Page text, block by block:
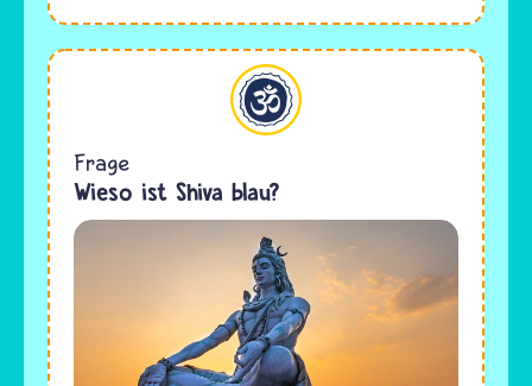
Hinduismus
Frage
Wieso ist Shiva blau?